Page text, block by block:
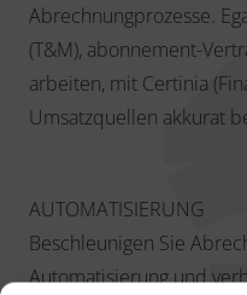
Abrechnungprozesse.
(T&M), abonnement-
arbeiten, mit Certinia
Umsatzquellen akkurat
AUTOMATISIERUNG
Beschleunigen Sie
Automatisierung und